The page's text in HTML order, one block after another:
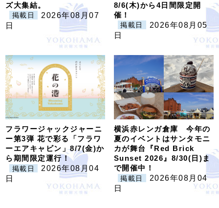
ズ大集結。
掲載日
2026年08月07
日
8/6(木)から4日間限定開
催！
掲載日
2026年08月05
日
フラワージャックジャーニ
ー第3弾 花で彩る「フラワ
ーエアキャビン」8/7(金)か
ら期間限定運行！
掲載日
2026年08月04
日
横浜赤レンガ倉庫 今年の
夏のイベントはサンタモニ
カが舞台『Red Brick
Sunset 2026』8/30(日)ま
で開催中！
掲載日
2026年08月04
日